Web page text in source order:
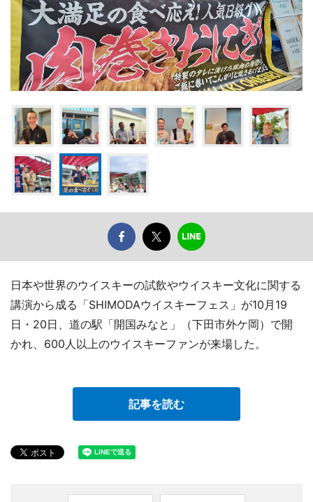
日本や世界のウイスキーの試飲やウイスキー文化に関する
講演から成る「SHIMODAウイスキーフェス」が10月19
日・20日、道の駅「開国みなと」（下田市外ケ岡）で開
かれ、600人以上のウイスキーファンが来場した。
記事を読む